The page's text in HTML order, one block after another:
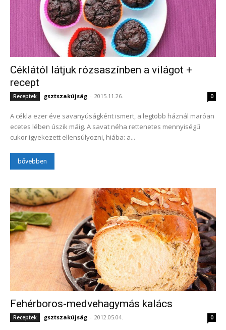
Céklától látjuk rózsaszínben a világot +
recept
Receptek gsztszakújság - 2015.11.26. 0
A cékla ezer éve savanyúságként ismert, a legtöbb háznál maróan
ecetes lében úszik máig. A savat néha rettenetes mennyiségű
cukor igyekezett ellensúlyozni, hiába: a...
bővebben
Fehérboros-medvehagymás kalács
Receptek gsztszakújság - 2012.05.04. 0